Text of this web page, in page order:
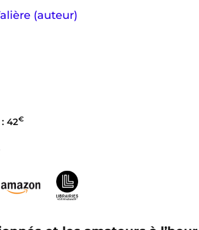
(auteur)
42€